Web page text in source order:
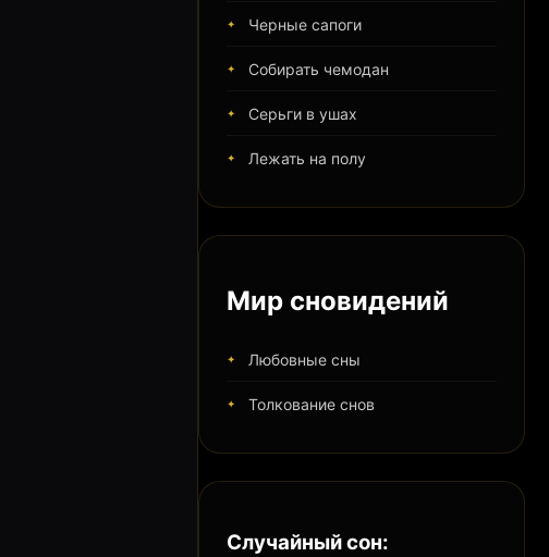
Черные сапоги
Собирать чемодан
Серьги в ушах
Лежать на полу
Мир сновидений
Любовные сны
Толкование снов
Случайный сон: